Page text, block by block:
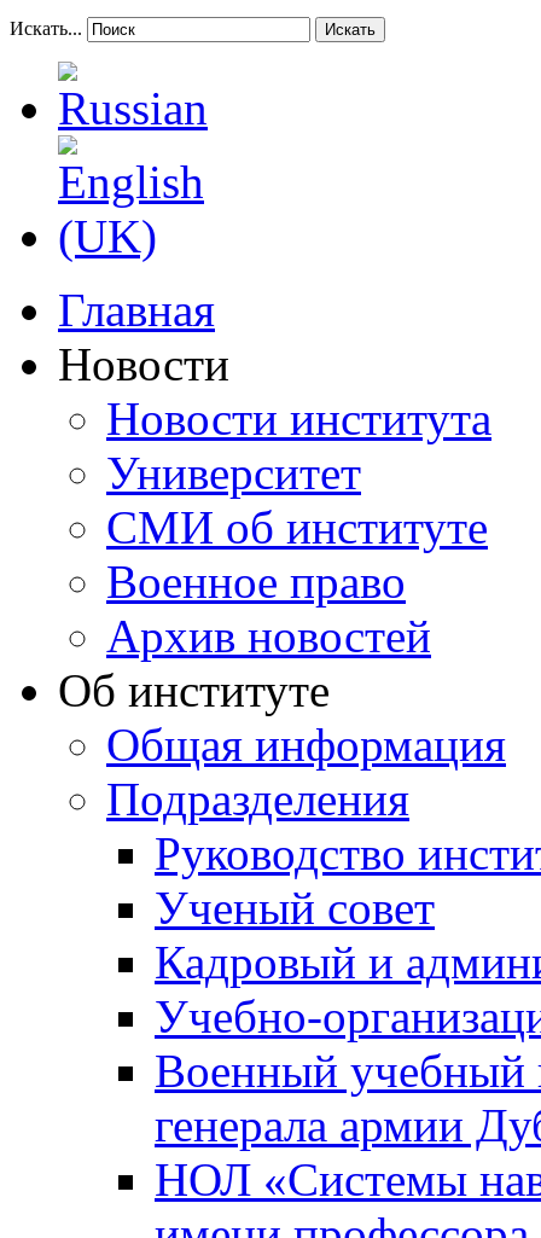
Искать... Искать
Главная
Новости
Новости института
Университет
СМИ об институте
Военное право
Архив новостей
Об институте
Общая информация
Подразделения
Руководство
Ученый совет
Кадровый и
Учебно-
Военный учебный
генерала армии
НОЛ «Системы